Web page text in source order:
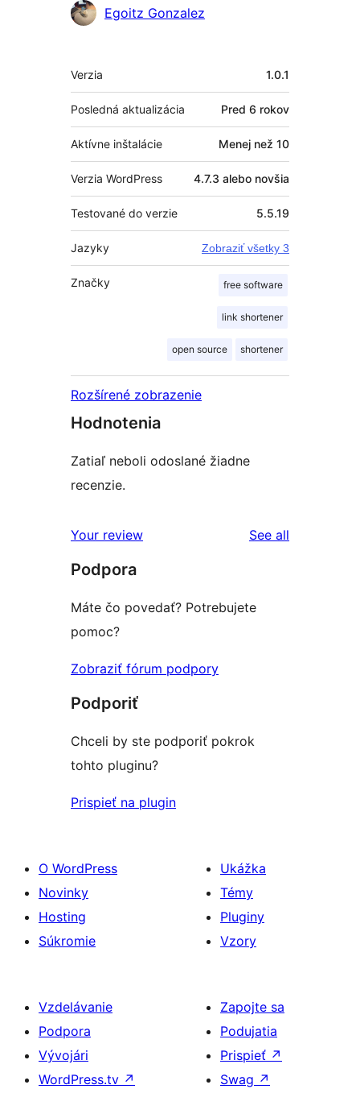
Prispievatelia
Egoitz Gonzalez
Meta
Verzia 1.0.1
Posledná aktualizácia Pred 6 rokov
Aktívne inštalácie Menej než 10
Verzia WordPress 4.7.3 alebo novšia
Testované do verzie 5.5.19
Jazyky Zobraziť všetky 3
Značky free software
link shortener
open source shortener
Rozšírené zobrazenie
Hodnotenia
Zatiaľ neboli odoslané žiadne
recenzie.
Your review See all
Podpora
Máte čo povedať? Potrebujete
pomoc?
Zobraziť fórum podpory
Podporiť
Chceli by ste podporiť pokrok
tohto pluginu?
Prispieť na plugin
O WordPress
Novinky
Hosting
Súkromie
Ukážka
Témy
Pluginy
Vzory
Vzdelávanie
Podpora
Vývojári
WordPress.tv ↗
Zapojte sa
Podujatia
Prispieť ↗
Swag ↗